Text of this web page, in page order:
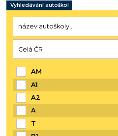
Vyhledávání autoškol
AM
A1
A2
A
T